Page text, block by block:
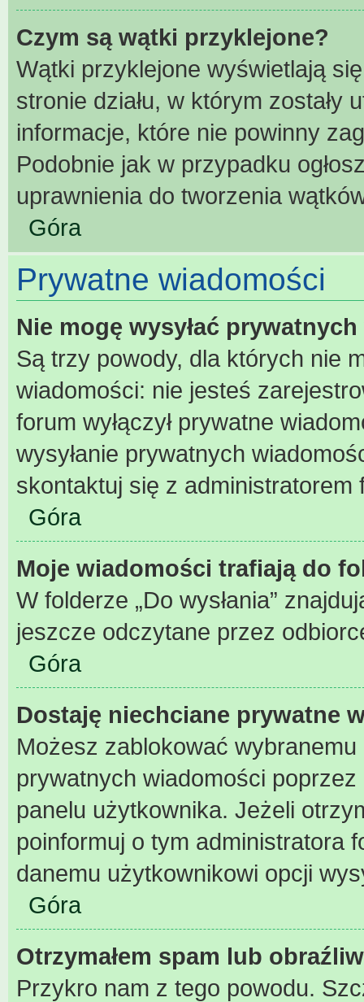
Czym są wątki przyklejone?
Wątki przyklejone wyświetlają
stronie działu, w którym zostały
informacje, które nie powinny
Podobnie jak w przypadku
uprawnienia do tworzenia
Góra
Prywatne wiadomości
Nie mogę wysyłać
Są trzy powody, dla których nie
wiadomości: nie jesteś
forum wyłączył prywatne
wysyłanie prywatnych
skontaktuj się z administratorem
Góra
Moje wiadomości trafiają do
W folderze „Do wysłania”
jeszcze odczytane przez
Góra
Dostaję niechciane prywatne
Możesz zablokować
prywatnych wiadomości
panelu użytkownika. Jeżeli
poinformuj o tym administratora
danemu użytkownikowi opcji
Góra
Otrzymałem spam lub
Przykro nam z tego powodu.